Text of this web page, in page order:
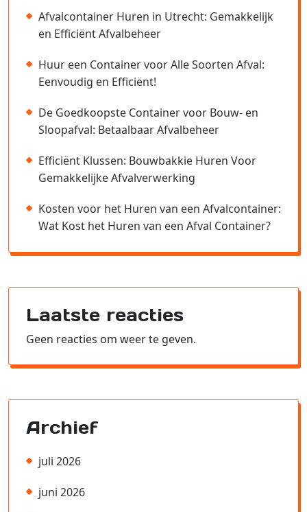
Afvalcontainer Huren in Utrecht: Gemakkelijk
en Efficiënt Afvalbeheer
Huur een Container voor Alle Soorten Afval:
Eenvoudig en Efficiënt!
De Goedkoopste Container voor Bouw- en
Sloopafval: Betaalbaar Afvalbeheer
Efficiënt Klussen: Bouwbakkie Huren Voor
Gemakkelijke Afvalverwerking
Kosten voor het Huren van een Afvalcontainer:
Wat Kost het Huren van een Afval Container?
Laatste reacties
Geen reacties om weer te geven.
Archief
juli 2026
juni 2026